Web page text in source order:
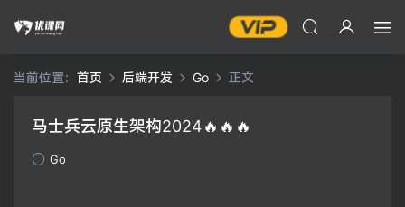
当前位置： 首页 后端开发 Go 正文
马士兵云原生架构2024🔥🔥🔥
Go